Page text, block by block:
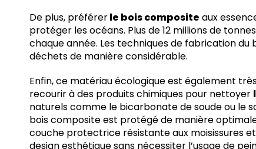
De plus, préférerle bois composite aux
protéger les océans. Plus de 12 millions de
chaque année. Les techniques de fabrication
déchets de manière considérable.
Enfin, ce matériau écologique est également
recourir à des produits chimiques pour nettoyer
naturels comme le bicarbonate de soude ou le
bois composite est protégé de manière
couche protectrice résistante aux moisissures
design esthétique sans nécessiter l’usage de